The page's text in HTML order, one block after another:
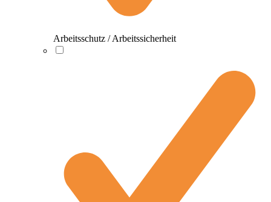
Arbeitsschutz / Arbeitssicherheit